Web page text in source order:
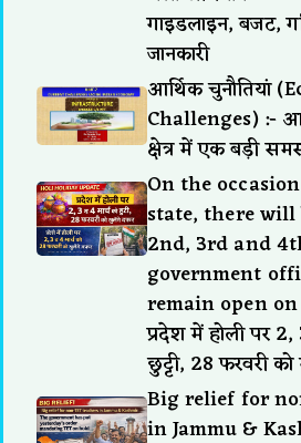
गाइडलाइन, बजट,
जानकारी
आर्थिक चुनौतियां
Challenges) :-
क्षेत्र में एक बड़ी
On the
state, there
2nd, 3rd and
government
remain open
प्रदेश में होली पर 2,
छुट्टी, 28 फरवरी
Big relief for
in Jammu &